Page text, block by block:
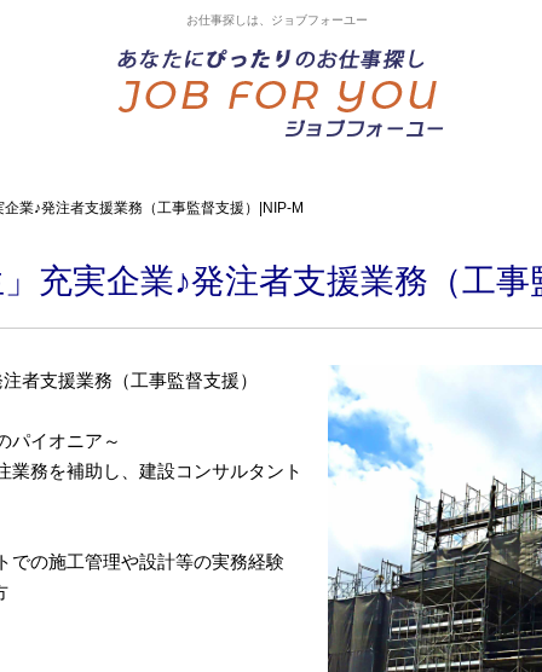
お仕事探しは、ジョブフォーユー
業♪発注者支援業務（工事監督支援）|NIP-M
充実企業♪発注者支援業務（工
者支援業務（工事監督支援）
パイオニア～
業務を補助し、建設コンサルタント
での施工管理や設計等の実務経験